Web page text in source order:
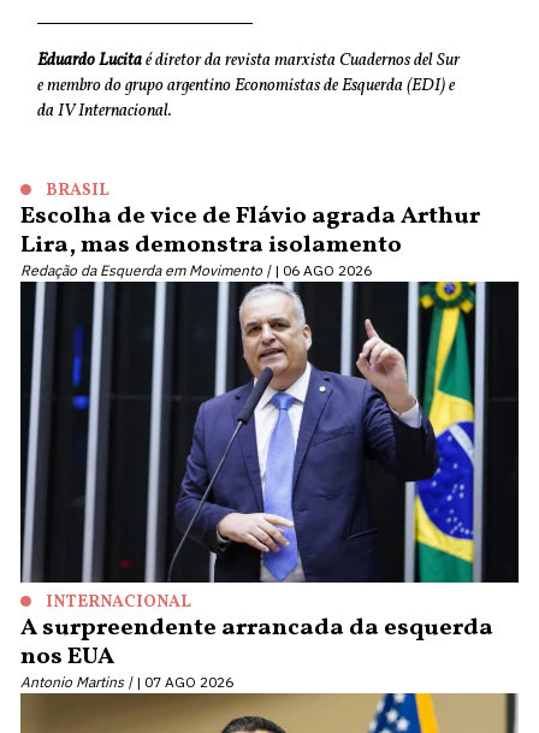
Eduardo Lucitaé diretor da revista marxista Cuadernos del Sur
e membro do grupo argentino Economistas de Esquerda (EDI) e
da IV Internacional.
BRASIL
Escolha de vice de Flávio agrada Arthur
Lira, mas demonstra isolamento
Redação da Esquerda em Movimento | 06 AGO 2026
INTERNACIONAL
A surpreendente arrancada da esquerda
nos EUA
Antonio Martins | 07 AGO 2026